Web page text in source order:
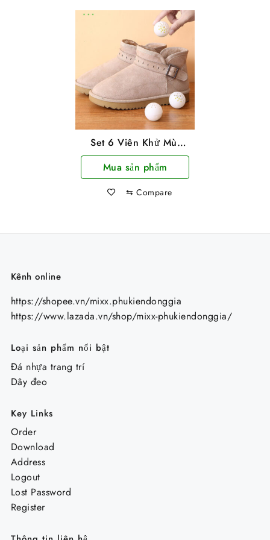
Set 6 Viên Khử Mùi
Bóng Tròn Thơm Giày,
Quần Áo
Mua sản phẩm
⇆ Compare
Kênh online
https://shopee.vn/mixx.phukiendonggia
https://www.lazada.vn/shop/mixx-phukiendonggia/
Loại sản phẩm nổi bật
Đá nhựa trang trí
Dây đeo
Key Links
Order
Download
Address
Logout
Lost Password
Register